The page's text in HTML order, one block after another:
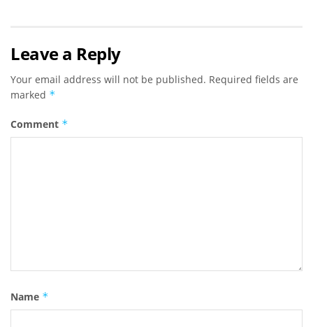
Leave a Reply
Your email address will not be published. Required fields are
marked *
Comment *
Name *